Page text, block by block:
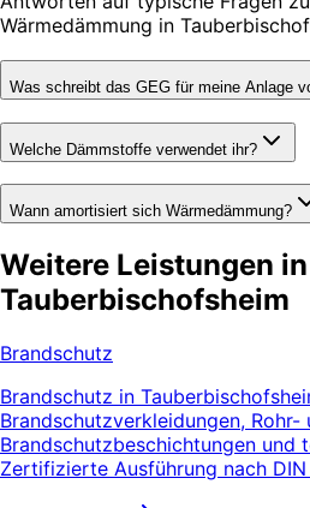
Wärmedämmung in
Was schreibt das GEG für meine Anlage
Welche Dämmstoffe verwendet ihr?
Wann amortisiert sich Wärmedämmung?
Weitere Leistungen in
Tauberbischofsheim
Brandschutz
Brandschutz in
Brandschutzverkleidungen,
Brandschutzbeschichtungen und
Zertifizierte Ausführung nach DIN